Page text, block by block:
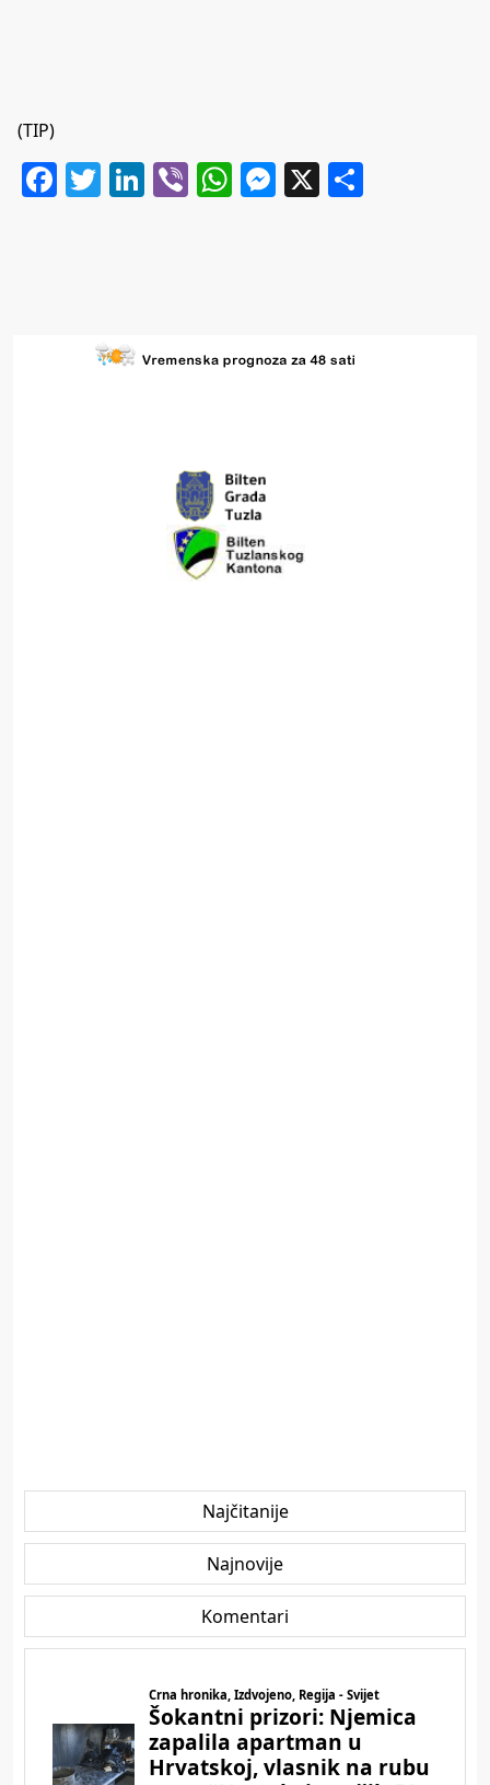
(TIP)
Facebook
Twitter
LinkedIn
ViberWhatsApp
Messenger
X
Najčitanije
Najnovije
Komentari